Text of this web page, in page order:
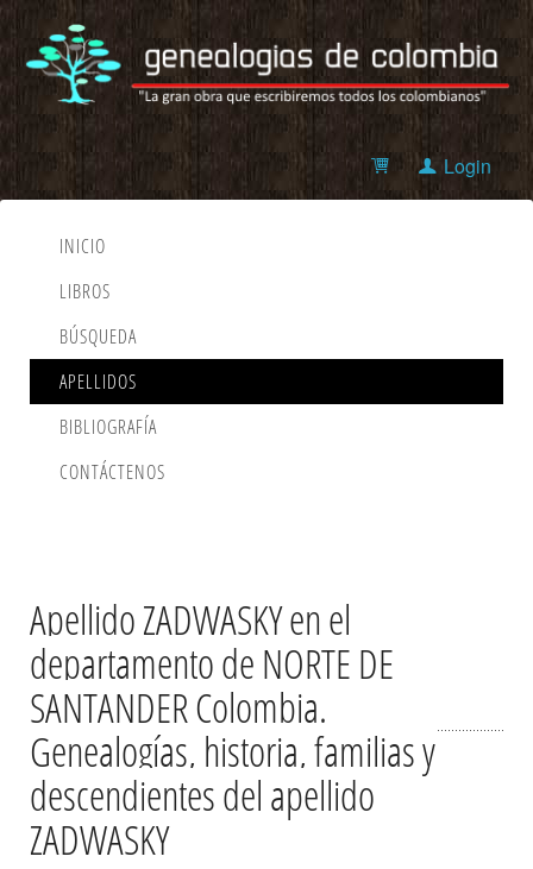
Login
INICIO
LIBROS
BÚSQUEDA
APELLIDOS
BIBLIOGRAFÍA
CONTÁCTENOS
Apellido ZADWASKY en el
departamento de NORTE DE
SANTANDER Colombia.
Genealogías, historia, familias y
descendientes del apellido
ZADWASKY